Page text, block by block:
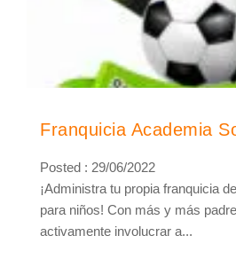
Franquicia Academia
Posted : 29/06/2022
¡Administra tu propia franquicia
para niños! Con más y más
activamente involucrar a...